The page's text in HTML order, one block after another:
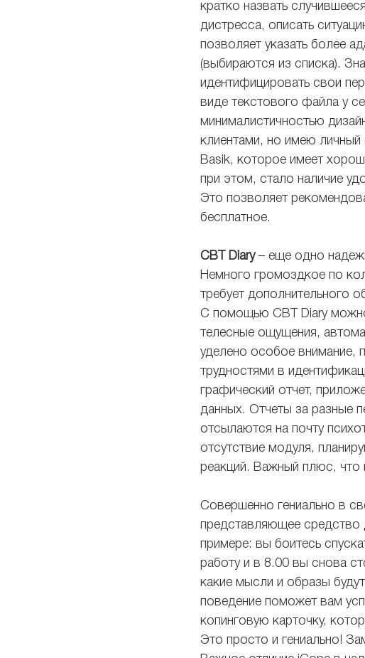
кратко назвать
дистресса, описать
позволяет указать более
(выбираются из списка).
идентифицировать свои
виде текстового файла у
минималистичностью
клиентами, но имею личный
Basik, которое имеет
при этом, стало наличие
Это позволяет
бесплатное.
CBT Diary – еще одно
Немного громоздкое по
требует дополнительного
С помощью CBT Diary
телесные ощущения,
уделено особое внимание,
трудностями в
графический отчет,
данных. Отчеты за разные
отсылаются на почту
отсутствие модуля,
реакций. Важный плюс, что
Совершенно гениально в
представляющее средство
примере: вы боитесь
работу и в 8.00 вы снова
какие мысли и образы
поведение поможет вам
копинговую карточку,
Это просто и гениально!